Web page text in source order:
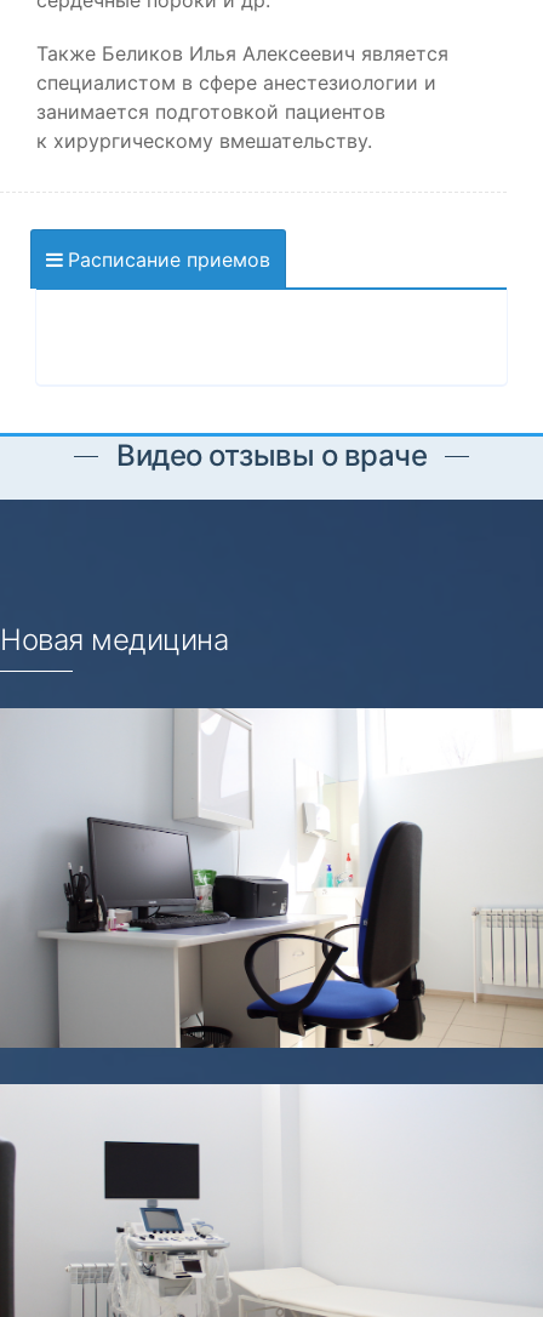
Также Беликов Илья Алексеевич является
специалистом в сфере анестезиологии и
занимается подготовкой пациентов
к хирургическому вмешательству.
Расписание приемов
Видео отзывы о враче
Новая медицина